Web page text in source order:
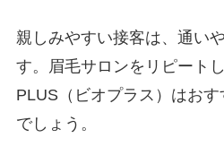
親しみやすい接客は、通い
す。眉毛サロンをリピート
PLUS（ビオプラス）はお
でしょう。